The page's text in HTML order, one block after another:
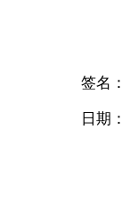
签名：
日期：